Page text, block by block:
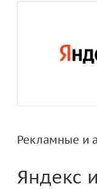
Рекламные и
Яндекс